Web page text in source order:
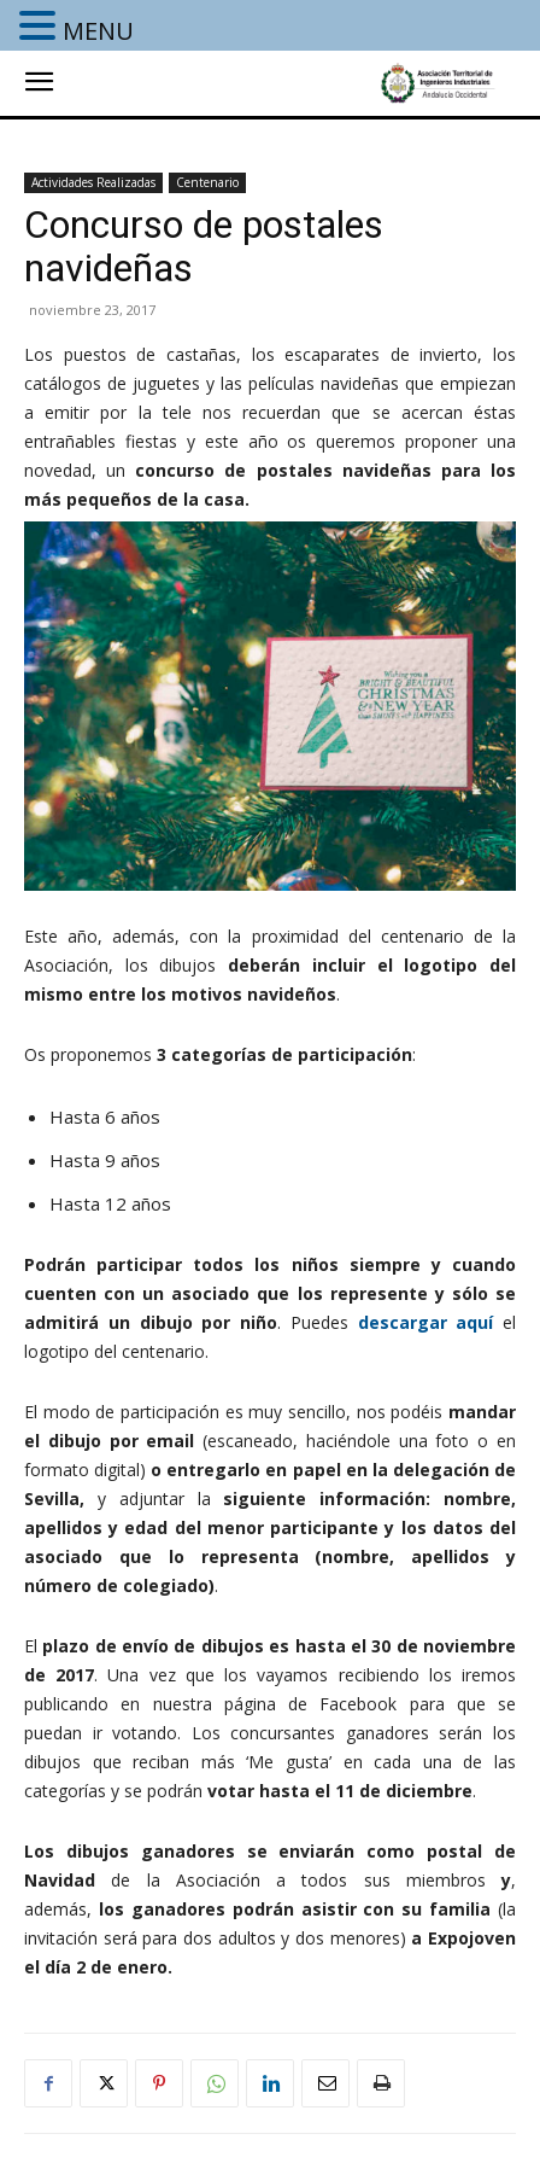
Actividades Realizadas Centenario
Concurso de postales
navideñas
noviembre 23, 2017
Los puestos de castañas, los escaparates de invierto, los
catálogos de juguetes y las películas navideñas que empiezan
a emitir por la tele nos recuerdan que se acercan éstas
entrañables fiestas y este año os queremos proponer una
novedad, un concurso de postales navideñas para los
más pequeños de la casa.
Este año, además, con la proximidad del centenario de la
Asociación, los dibujos deberán incluir el logotipo del
mismo entre los motivos navideños.
Os proponemos 3 categorías de participación:
Hasta 6 años
Hasta 9 años
Hasta 12 años
Podrán participar todos los niños siempre y cuando
cuenten con un asociado que los represente y sólo se
admitirá un dibujo por niño. Puedes descargar aquíel
logotipo del centenario.
El modo de participación es muy sencillo, nos podéis mandar
el dibujo por email(escaneado, haciéndole una foto o en
formato digital) o entregarlo en papel en la delegación de
Sevilla, y adjuntar la siguiente información: nombre,
apellidos y edad del menor participante y los datos del
asociado que lo representa (nombre, apellidos y
número de colegiado).
El plazo de envío de dibujos es hasta el 30 de noviembre
de 2017. Una vez que los vayamos recibiendo los iremos
publicando en nuestra página de Facebook para que se
puedan ir votando. Los concursantes ganadores serán los
dibujos que reciban más ‘Me gusta’ en cada una de las
categorías y se podrán votar hasta el 11 de diciembre.
Los dibujos ganadores se enviarán como postal de
Navidad de la Asociación a todos sus miembros y,
además, los ganadores podrán asistir con su familia (la
invitación será para dos adultos y dos menores) a Expojoven
el día 2 de enero.
MENU